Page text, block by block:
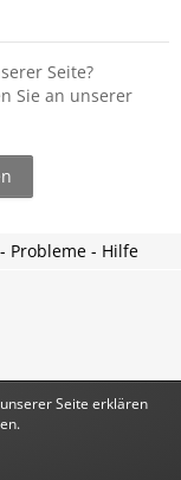
Seite?
Sie an unserer
Probleme - Hilfe
Seite erklären